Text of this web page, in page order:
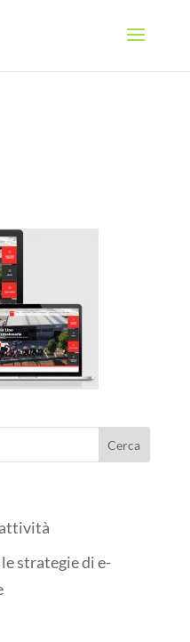
strategie di e-